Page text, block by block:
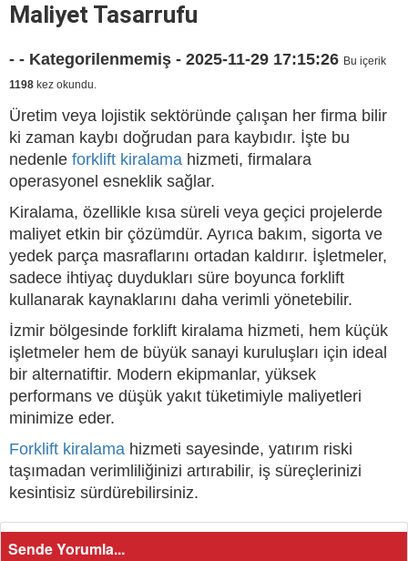
Maliyet Tasarrufu
- - Kategorilenmemiş - 2025-11-29 17:15:26 Bu içerik
1198 kez okundu.
Üretim veya lojistik sektöründe çalışan her firma bilir
ki zaman kaybı doğrudan para kaybıdır. İşte bu
nedenle forklift kiralama hizmeti, firmalara
operasyonel esneklik sağlar.
Kiralama, özellikle kısa süreli veya geçici projelerde
maliyet etkin bir çözümdür. Ayrıca bakım, sigorta ve
yedek parça masraflarını ortadan kaldırır. İşletmeler,
sadece ihtiyaç duydukları süre boyunca forklift
kullanarak kaynaklarını daha verimli yönetebilir.
İzmir bölgesinde forklift kiralama hizmeti, hem küçük
işletmeler hem de büyük sanayi kuruluşları için ideal
bir alternatiftir. Modern ekipmanlar, yüksek
performans ve düşük yakıt tüketimiyle maliyetleri
minimize eder.
Forklift kiralama hizmeti sayesinde, yatırım riski
taşımadan verimliliğinizi artırabilir, iş süreçlerinizi
kesintisiz sürdürebilirsiniz.
Sende Yorumla...